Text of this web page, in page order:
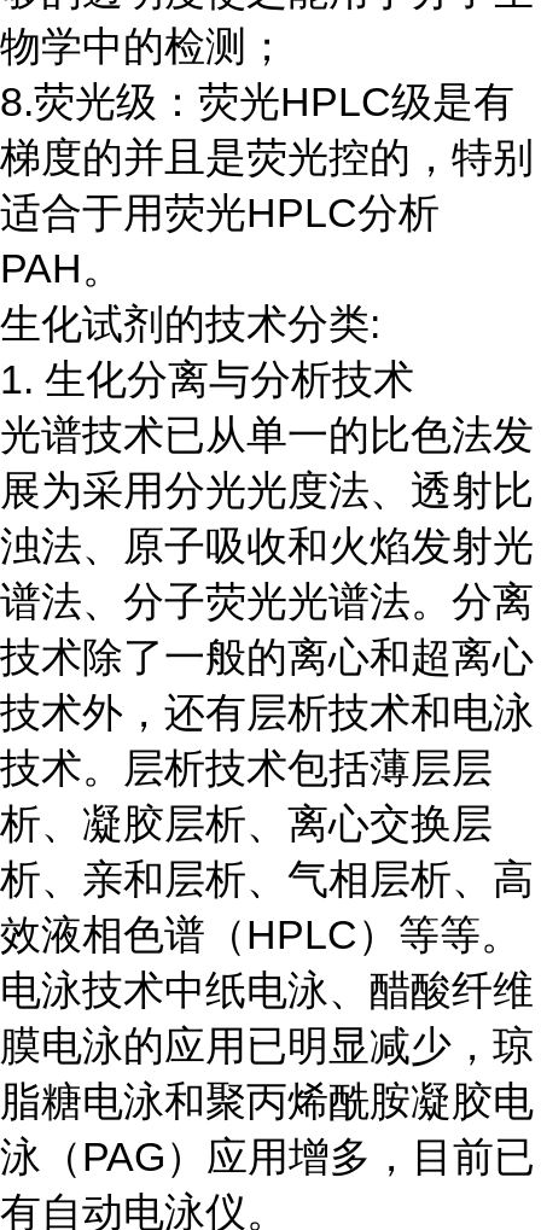
物学中的检测；
8.荧光级：荧光HPLC级是有
梯度的并且是荧光控的，特别
适合于用荧光HPLC分析
PAH。
生化试剂的技术分类:
1. 生化分离与分析技术
光谱技术已从单一的比色法发
展为采用分光光度法、透射比
浊法、原子吸收和火焰发射光
谱法、分子荧光光谱法。分离
技术除了一般的离心和超离心
技术外，还有层析技术和电泳
技术。层析技术包括薄层层
析、凝胶层析、离心交换层
析、亲和层析、气相层析、高
效液相色谱（HPLC）等等。
电泳技术中纸电泳、醋酸纤维
膜电泳的应用已明显减少，琼
脂糖电泳和聚丙烯酰胺凝胶电
泳（PAG）应用增多，目前已
有自动电泳仪。